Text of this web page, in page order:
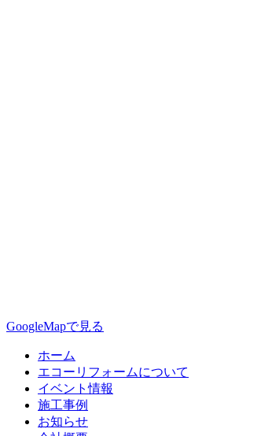
GoogleMapで見る
ホーム
エコーリフォームについて
イベント情報
施工事例
お知らせ